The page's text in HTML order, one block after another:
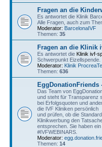
Fragen an die
Es antwortet die Klinik
Alle Fragen, auch zum
Moderator: BarcelonaIVF
Themen: 35
Fragen an die Klinik
Es antwortet die Klinik ivf-
Schwerpunkt Eizellspende.
Moderator: Klinik
Themen: 636
EggDonationFriends
Das Team von
und steht für Transparenz
bei Erfolgsquoten und
die IVF Kliniken persönlich
und prüfen, ob die
Klinikwerbung den
entsprechen. Sie haben
#IVFWEBINARS.
Moderator:
Themen: 14